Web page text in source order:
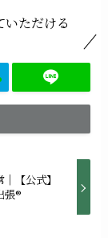
ただける
【公式】
張®︎